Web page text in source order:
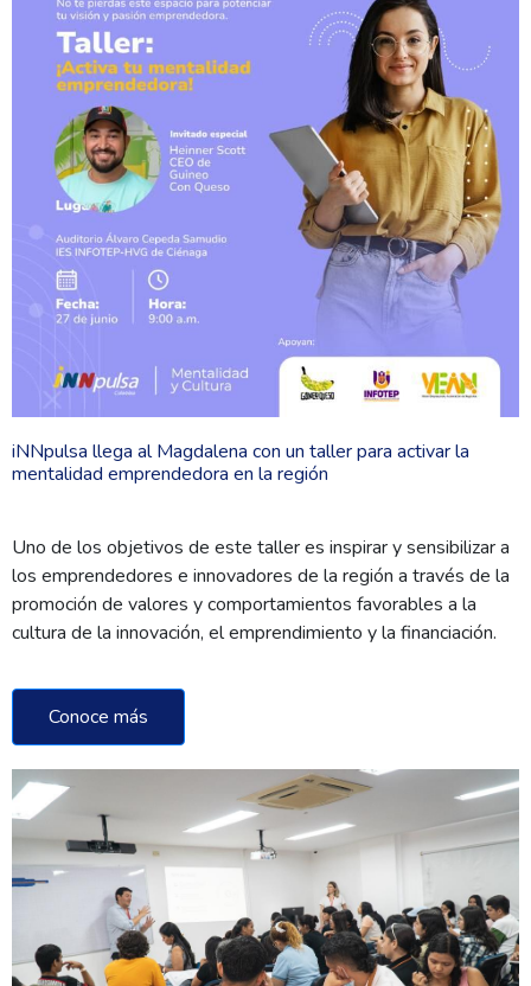
iNNpulsa llega al Magdalena con un taller para activar la
mentalidad emprendedora en la región
Uno de los objetivos de este taller es inspirar y sensibilizar a
los emprendedores e innovadores de la región a través de la
promoción de valores y comportamientos favorables a la
cultura de la innovación, el emprendimiento y la financiación.
Conoce más